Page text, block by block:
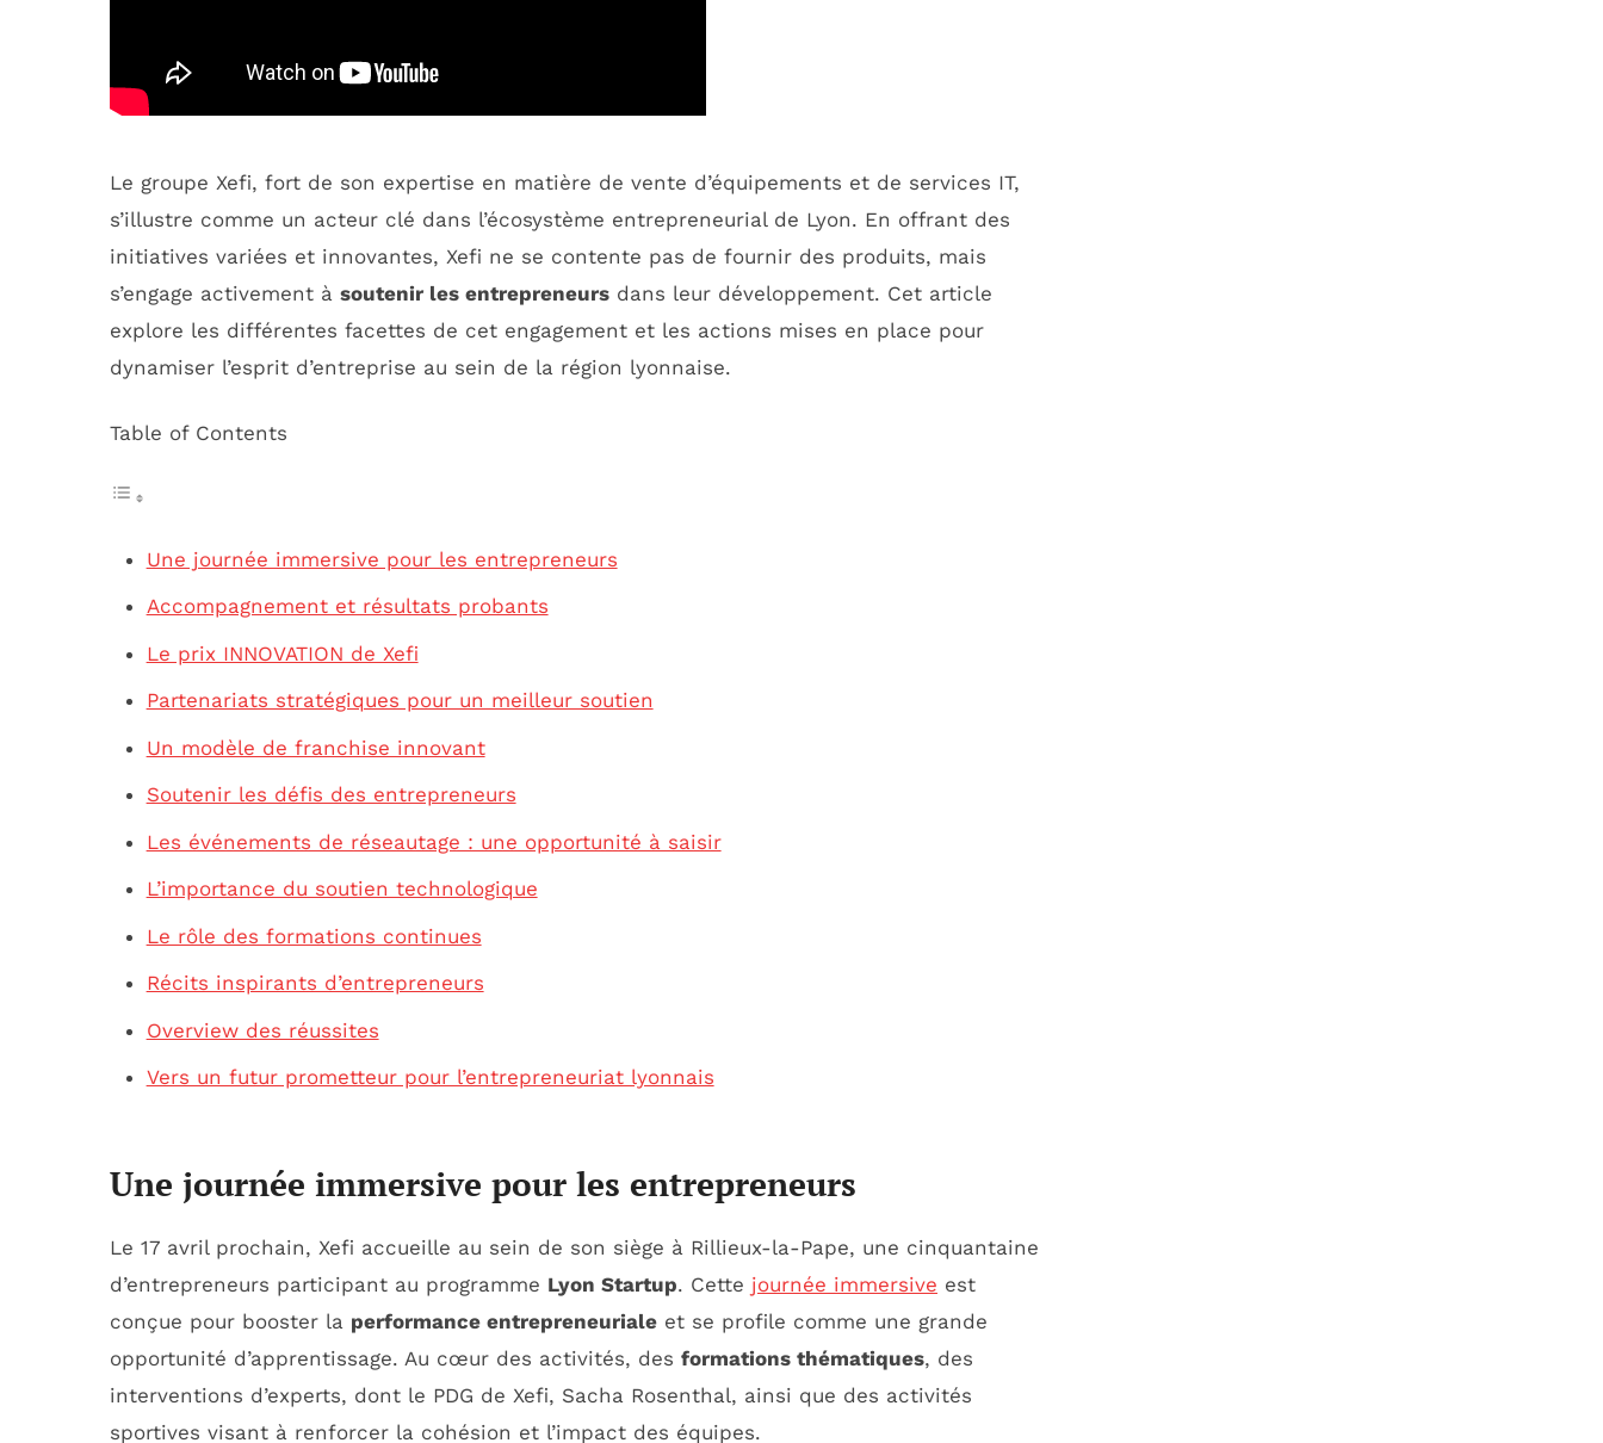
Le groupe Xefi, fort de son expertise en matière de vente d’équipements et de services IT,
s’illustre comme un acteur clé dans l’écosystème entrepreneurial de Lyon. En offrant des
initiatives variées et innovantes, Xefi ne se contente pas de fournir des produits, mais
s’engage activement à soutenir les entrepreneurs dans leur développement. Cet article
explore les différentes facettes de cet engagement et les actions mises en place pour
dynamiser l’esprit d’entreprise au sein de la région lyonnaise.
Table of Contents
Une journée immersive pour les entrepreneurs
Accompagnement et résultats probants
Le prix INNOVATION de Xefi
Partenariats stratégiques pour un meilleur soutien
Un modèle de franchise innovant
Soutenir les défis des entrepreneurs
Les événements de réseautage : une opportunité à saisir
L’importance du soutien technologique
Le rôle des formations continues
Récits inspirants d’entrepreneurs
Overview des réussites
Vers un futur prometteur pour l’entrepreneuriat lyonnais
Une journée immersive pour les entrepreneurs
Le 17 avril prochain, Xefi accueille au sein de son siège à Rillieux-la-Pape, une cinquantaine
d’entrepreneurs participant au programme Lyon Startup. Cette journée immersive est
conçue pour booster la performance entrepreneuriale et se profile comme une grande
opportunité d’apprentissage. Au cœur des activités, des formations thématiques, des
interventions d’experts, dont le PDG de Xefi, Sacha Rosenthal, ainsi que des activités
sportives visant à renforcer la cohésion et l’impact des équipes.